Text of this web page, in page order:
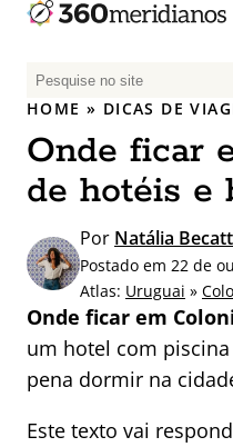
P
e
q
u
i
a
r
p
o
:
HOME » DICAS DE
Onde ficar
de hotéis e
Por Natália
Postado em 22 de
Atlas: Uruguai »
Onde ficar em
um hotel com
pena dormir na
Este texto vai